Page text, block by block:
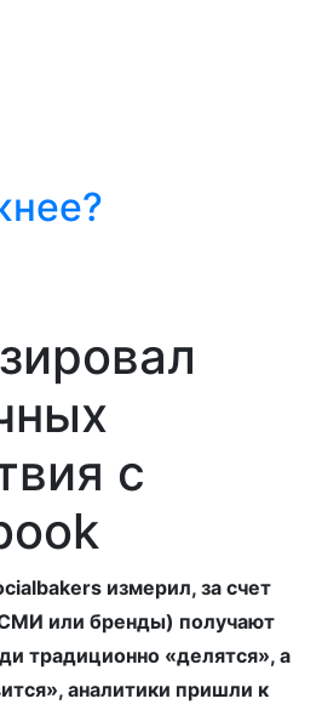
с
измерил, за счет
или бренды) получают
традиционно «делятся», а
аналитики пришли к